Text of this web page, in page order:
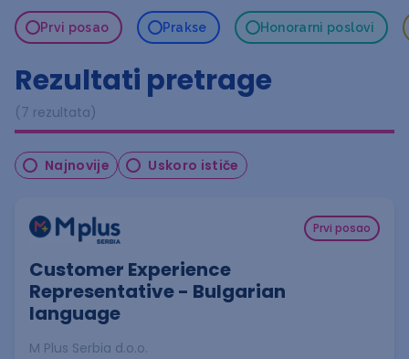
Prvi posao Prakse Honorarni poslovi
Rezultati pretrage
(7 rezultata)
Najnovije Uskoro ističe
Prvi posao
Customer Experience
Representative - Bulgarian
language
M Plus Serbia d.o.o.